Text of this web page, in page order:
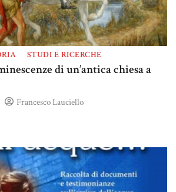
STUDI E RICERCHE
di un’antica chiesa a
Francesco Lauciello